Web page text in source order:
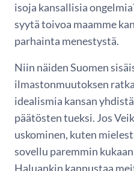
isoja kansallisia
syytä toivoa maamme
parhainta menestystä.
Niin näiden Suomen
ilmastonmuutoksen
idealismia kansan
päätösten tueksi. Jos
uskominen, kuten
sovellu paremmin
Haluankin kannustaa